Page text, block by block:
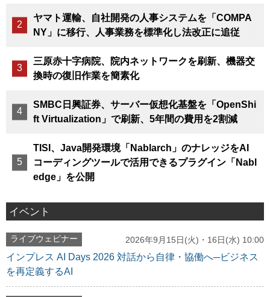
ヤマト運輸、自社開発の人事システムを「COMPA
NY」に移行、人事業務を標準化し法改正に追従
三原赤十字病院、院内ネットワークを刷新、機器交
換時の復旧作業を簡素化
SMBC日興証券、サーバー仮想化基盤を「OpenShi
ft Virtualization」で刷新、5年間の費用を2割減
TISI、Java開発環境「Nablarch」のナレッジをAI
コーディングツールで活用できるプラグイン「Nabl
edge」を公開
イベント
ライブウェビナー 2026年9月15日(火)・16日(水) 10:00
インプレス AI Days 2026 対話から自律・協働へ─ビジネス
を再定義するAI